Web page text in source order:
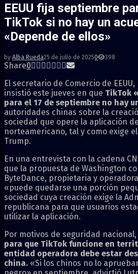
EEUU fija septiembre
TikTok si no hay un
«Depende de ellos»
by Alba Rueda25 de julio de 20250 398
Share0
El secretario de Comercio de
insistió este jueves en que TikTok
para el 17 de septiembre no hay
autoridades chinas sobre la
sociedad que opere la aplicación
norteamericano, tal y como exige
Trump.
En una entrevista con la cadena
que la propuesta de Washington
ByteDance, propietaria y
«puede quedarse una porción
sociedad cuya creación exige la
republicana para que usuarios
utilizar la aplicación.
Por motivos de seguridad nacional,
para que TikTok funcione en
entidad operadora debe estar
china. «Si los chinos no lo